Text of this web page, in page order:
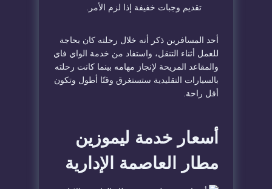
تقديم وجبات خفيفة إذا لزم الأمر.
أحد المسافرين ذكر أنه خلال رحلته كان بحاجة
للعمل أثناء التنقل، واستفاد من خدمة الواي فاي
والمقاعد المريحة لإنجاز مهامه بينما كانت رحلته
بالسيارات التقليدية ستستغرق وقتًا أطول وتكون
أقل راحة.
أسعار خدمة ليموزين
مطار العاصمة الإدارية